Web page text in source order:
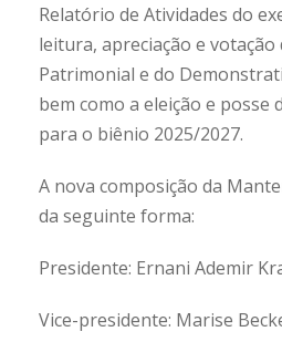
Relatório de Atividades do
leitura, apreciação e votação
Patrimonial e do
bem como a eleição e posse
para o biênio 2025/2027.
A nova composição da
da seguinte forma:
Presidente: Ernani Ademir
Vice-presidente: Marise